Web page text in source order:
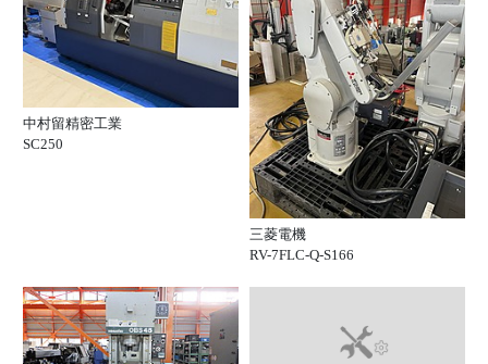
中村留精密工業
SC250
三菱電機
RV-7FLC-Q-S166